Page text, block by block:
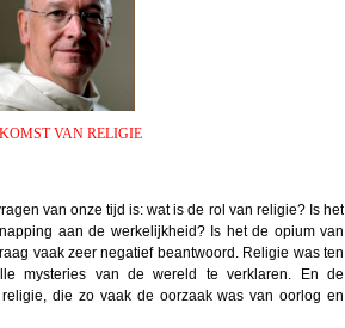
VAN RELIGIE
van onze tijd is: wat is de rol van religie? Is het
aan de werkelijkheid? Is het de opium van
vaak zeer negatief beantwoord. Religie was ten
mysteries van de wereld te verklaren. En de
die zo vaak de oorzaak was van oorlog en